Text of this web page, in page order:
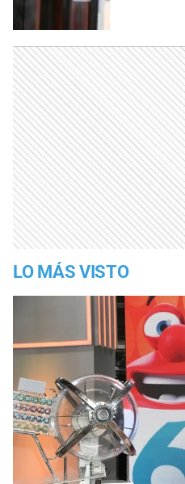
LO MÁS VISTO